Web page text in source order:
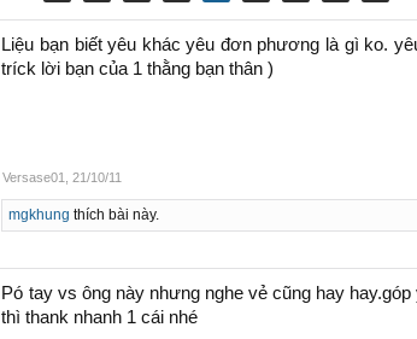
Liệu bạn biết yêu khác yêu đơn phương là gì ko.
tríck lời bạn của 1 thằng bạn thân )
Versase01 21/10/11
mgkhung thích bài này.
Pó tay vs ông này nhưng nghe vẻ cũng hay
thì thank nhanh 1 cái nhé